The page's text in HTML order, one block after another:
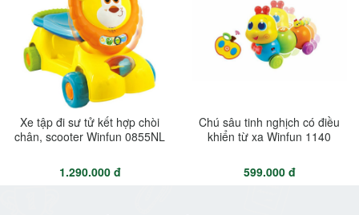
Xe tập đi sư tử kết hợp chòi
chân, scooter Winfun 0855NL
1.290.000 đ
Chú sâu tinh nghịch có điều
khiển từ xa Winfun 1140
599.000 đ